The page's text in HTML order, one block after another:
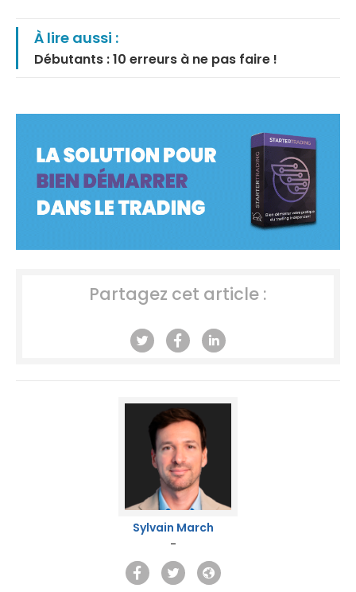
À lire aussi :
Débutants : 10 erreurs à ne pas faire !
Partagez cet article :
Sylvain March
-